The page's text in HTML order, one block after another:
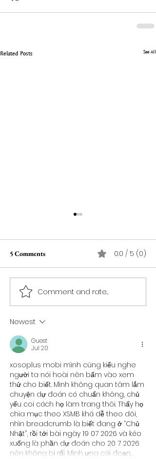
Related Posts See All
Hédi Agrebi dans "Dada"
défie les normes établies de
5 Comments 0.0 / 5 (0)
Comment and rate...
Newest
Guest
Jul 20
xosoplus mobi mình cũng kiểu nghe
người ta nói hoài nên bấm vào xem
thử cho biết. Mình không quan tâm lắm
chuyện dự đoán có chuẩn không, chủ
yếu coi cách họ làm trang thôi. Thấy họ
chia mục theo XSMB khá dễ theo dõi,
nhìn breadcrumb là biết đang ở “Chủ
Nhật”, rồi tới bài ngày 19 07 2026 và kéo
xuống là phần dự đoán cho 20 7 2026
nên không bị rối. Mình ưng cái đoạn…